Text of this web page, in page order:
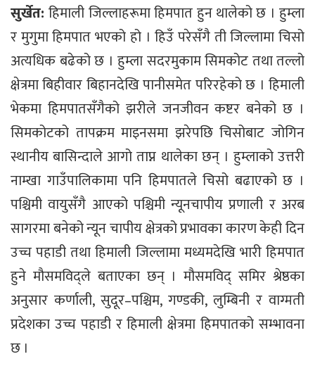
सुर्खेत:हिमाली जिल्लाहरूमा हिमपात हुन थालेको छ । हुम्ला
र मुगुमा हिमपात भएको हो । हिउँ परेसँगै ती जिल्लामा चिसो
अत्यधिक बढेको छ । हुम्ला सदरमुकाम सिमकोट तथा तल्लो
क्षेत्रमा बिहीवार बिहानदेखि पानीसमेत परिरहेको छ । हिमाली
भेकमा हिमपातसँगैको झरीले जनजीवन कष्टर बनेको छ ।
सिमकोटको तापक्रम माइनसमा झरेपछि चिसोबाट जोगिन
स्थानीय बासिन्दाले आगो ताप्न थालेका छन् । हुम्लाको उत्तरी
नाम्खा गाउँपालिकामा पनि हिमपातले चिसो बढाएको छ ।
पश्चिमी वायुसँगै आएको पश्चिमी न्यूनचापीय प्रणाली र अरब
सागरमा बनेको न्यून चापीय क्षेत्रको प्रभावका कारण केही दिन
उच्च पहाडी तथा हिमाली जिल्लामा मध्यमदेखि भारी हिमपात
हुने मौसमविद्ले बताएका छन् । मौसमविद् समिर श्रेष्ठका
अनुसार कर्णाली, सुदूर–पश्चिम, गण्डकी, लुम्बिनी र वाग्मती
प्रदेशका उच्च पहाडी र हिमाली क्षेत्रमा हिमपातको सम्भावना
छ ।